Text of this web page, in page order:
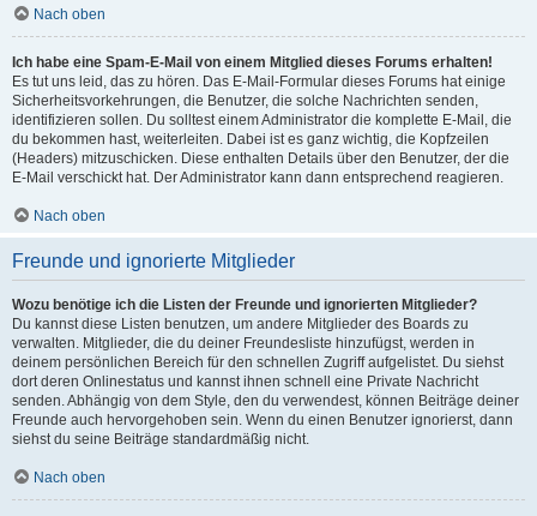
Nach oben
Ich habe eine Spam-E-Mail von einem Mitglied dieses Forums erhalten!
Es tut uns leid, das zu hören. Das E-Mail-Formular dieses Forums hat einige
Sicherheitsvorkehrungen, die Benutzer, die solche Nachrichten senden,
identifizieren sollen. Du solltest einem Administrator die komplette E-Mail, die
du bekommen hast, weiterleiten. Dabei ist es ganz wichtig, die Kopfzeilen
(Headers) mitzuschicken. Diese enthalten Details über den Benutzer, der die
E-Mail verschickt hat. Der Administrator kann dann entsprechend reagieren.
Nach oben
Freunde und ignorierte Mitglieder
Wozu benötige ich die Listen der Freunde und ignorierten Mitglieder?
Du kannst diese Listen benutzen, um andere Mitglieder des Boards zu
verwalten. Mitglieder, die du deiner Freundesliste hinzufügst, werden in
deinem persönlichen Bereich für den schnellen Zugriff aufgelistet. Du siehst
dort deren Onlinestatus und kannst ihnen schnell eine Private Nachricht
senden. Abhängig von dem Style, den du verwendest, können Beiträge deiner
Freunde auch hervorgehoben sein. Wenn du einen Benutzer ignorierst, dann
siehst du seine Beiträge standardmäßig nicht.
Nach oben